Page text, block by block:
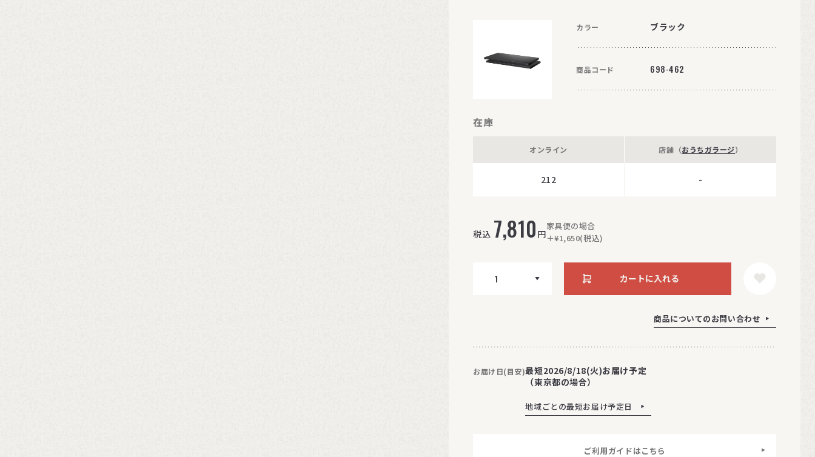
カラー ブラック
商品コード 698-462
在庫
オンライン
212
店舗（おうちガラージ）
-
税込 7,810 円
家具便の場合
＋¥1,650(税込)
カートに入れる
商品についてのお問い合わせ
お届け日(目安)最短2026/8/18(火)お届け予定
（東京都の場合）
地域ごとの最短お届け予定日
ご利用ガイドはこちら